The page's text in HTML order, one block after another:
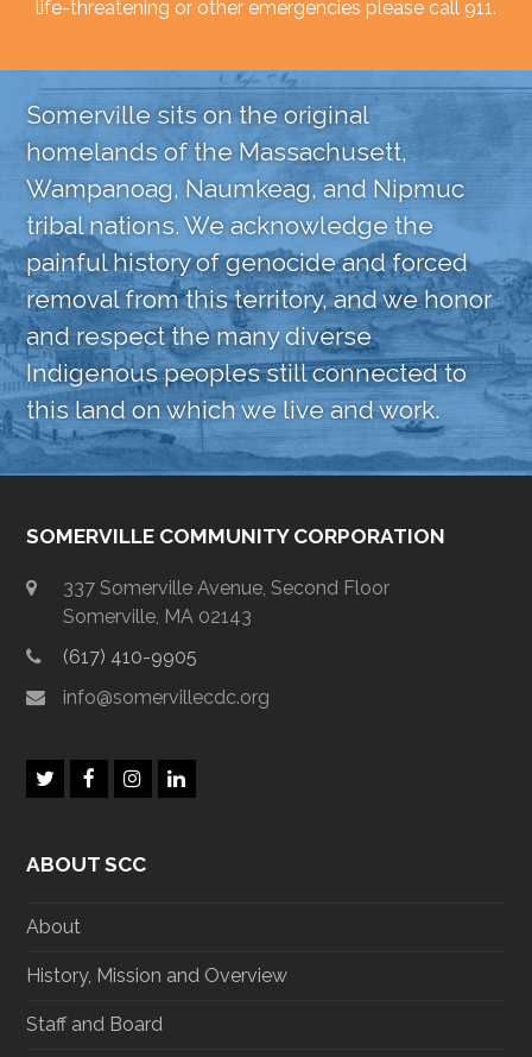
life-threatening or other emergencies please call 911.
Somerville sits on the original
homelands of the Massachusett,
Wampanoag, Naumkeag, and Nipmuc
tribal nations. We acknowledge the
painful history of genocide and forced
removal from this territory, and we honor
and respect the many diverse
Indigenous peoples still connected to
this land on which we live and work.
SOMERVILLE COMMUNITY CORPORATION
337 Somerville Avenue, Second Floor
Somerville, MA 02143
(617) 410-9905
info@somervillecdc.org
T
t
F
b
I
a
L
ABOUT SCC
About
History, Mission and Overview
Staff and Board